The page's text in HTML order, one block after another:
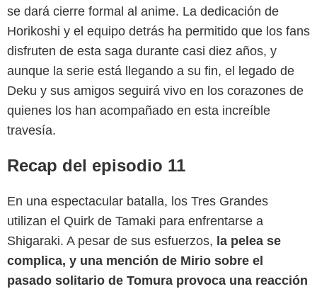
se dará cierre formal al anime. La dedicación de
Horikoshi y el equipo detrás ha permitido que los fans
disfruten de esta saga durante casi diez años, y
aunque la serie está llegando a su fin, el legado de
Deku y sus amigos seguirá vivo en los corazones de
quienes los han acompañado en esta increíble
travesía.
Recap del episodio 11
En una espectacular batalla, los Tres Grandes
utilizan el Quirk de Tamaki para enfrentarse a
Shigaraki. A pesar de sus esfuerzos, la pelea se
complica, y una mención de Mirio sobre el
pasado solitario de Tomura provoca una reacción
Crunchyroll